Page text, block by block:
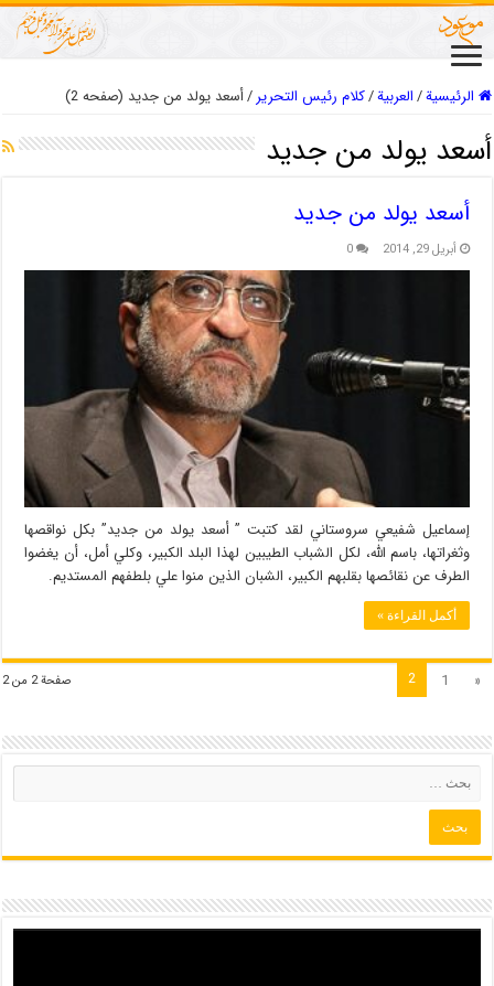
الرئيسية/العربیة/كلام رئيس التحرير/أسعد يولد من جديد (صفحه 2)
أسعد يولد من جديد
أسعد يولد من جديد
أبريل 29, 2014 0
إسماعيل شفيعي سروستاني لقد كتبت ” أسعد يولد من جديد” بكل نواقصها
وثغراتها، باسم الله، لكل الشباب الطيبين لهذا البلد الكبير، وكلي أمل، أن يغضوا
الطرف عن نقائصها بقلبهم الكبير، الشبان الذين منوا علي بلطفهم المستديم.
أكمل القراءة »
صفحة 2 من 2 «
1
2